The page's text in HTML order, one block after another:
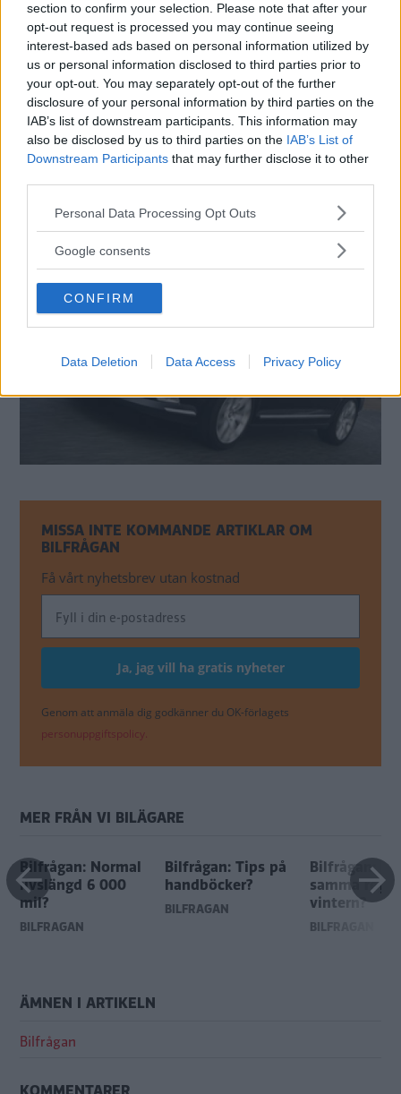
section to confirm your selection. Please note that after your
opt-out request is processed you may continue seeing
interest-based ads based on personal information utilized by
us or personal information disclosed to third parties prior to
your opt-out. You may separately opt-out of the further
disclosure of your personal information by third parties on the
IAB’s list of downstream participants. This information may
also be disclosed by us to third parties on the IAB’s List of
Downstream Participants that may further disclose it to other
Please note that this website/app uses one or more Google
not limited to your visit or usage behaviour. You may click to
use your data for below specified purposes in below Google
consent section.
Personal Data Processing Opt Outs
Google consents
CONFIRM
Data Deletion Data Access Privacy Policy
Partikelfilter är bra på många sätt men också
förenat med stora servicekostnader om de
arbetar med tillsatsmedel.
Bengt Dieden, Vi Bilägare
Hur skulle du svara på frågan?
MISSA INTE KOMMANDE ARTIKLAR OM
BILFRÅGAN
Få vårt nyhetsbrev utan kostnad
Genom att anmäla dig godkänner du OK-förlagets
personuppgiftspolicy.
MER FRÅN VI BILÄGARE
Bilfrågan: Normal
livslängd 6 000
mil?
BILFRÅGAN
Bilfrågan: Tips på
handböcker?
BILFRÅGAN
Bilfrågan:
samma
vintern?
BILFRÅGAN
ÄMNEN I ARTIKELN
Bilfrågan